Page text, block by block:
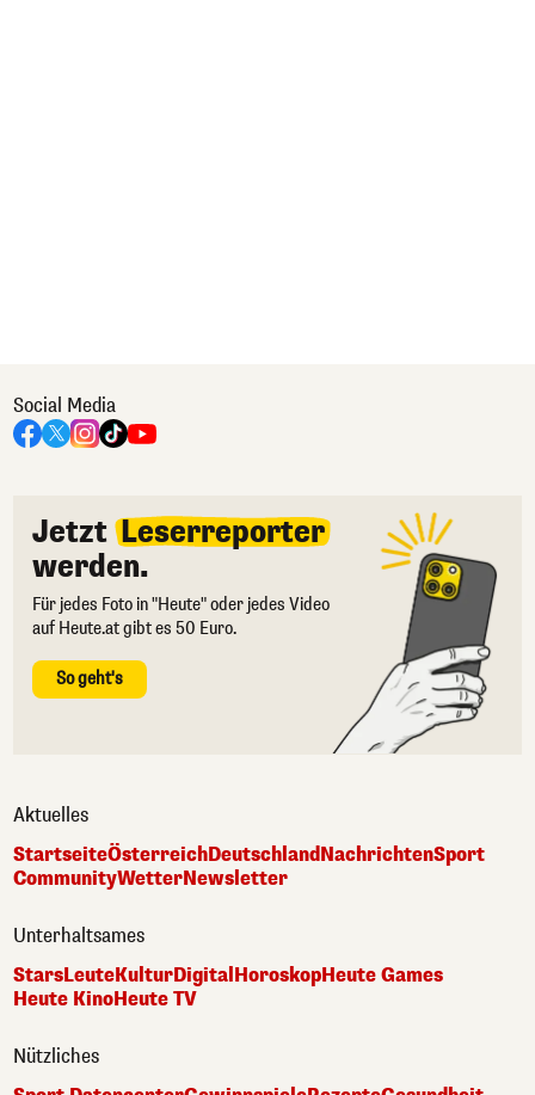
Social Media
Jetzt Leserreporter
werden.
Für jedes Foto in "Heute" oder jedes Video
auf Heute.at gibt es 50 Euro.
So geht's
Aktuelles
StartseiteÖsterreichDeutschlandNachrichtenSport
CommunityWetterNewsletter
Unterhaltsames
StarsLeuteKulturDigitalHoroskopHeute Games
Heute KinoHeute TV
Nützliches